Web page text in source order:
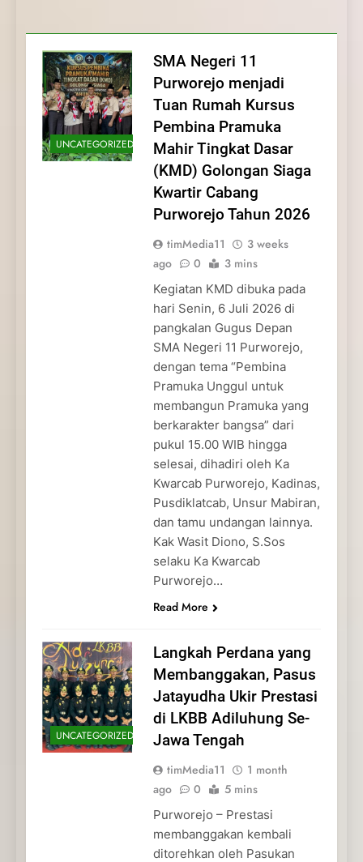
dan Pengabdian Generasi
Pramuka
Pramuka
Kepedulian
UNCATEGORIZED
SMA Negeri 11
Purworejo menjadi
Tuan Rumah Kursus
Pembina Pramuka
Mahir Tingkat Dasar
(KMD) Golongan Siaga
Kwartir Cabang
Purworejo Tahun 2026
timMedia11
3 weeks
ago
0 3 mins
Kegiatan KMD dibuka pada
hari Senin, 6 Juli 2026 di
pangkalan Gugus Depan
SMA Negeri 11 Purworejo,
dengan tema “Pembina
Pramuka Unggul untuk
membangun Pramuka yang
berkarakter bangsa” dari
pukul 15.00 WIB hingga
selesai, dihadiri oleh Ka
Kwarcab Purworejo, Kadinas,
Pusdiklatcab, Unsur Mabiran,
dan tamu undangan lainnya.
Kak Wasit Diono, S.Sos
selaku Ka Kwarcab
Purworejo…
Read More
UNCATEGORIZED
Langkah Perdana yang
Membanggakan, Pasus
Jatayudha Ukir Prestasi
di LKBB Adiluhung Se-
Jawa Tengah
timMedia11
1 month
ago
0 5 mins
Purworejo – Prestasi
membanggakan kembali
ditorehkan oleh Pasukan